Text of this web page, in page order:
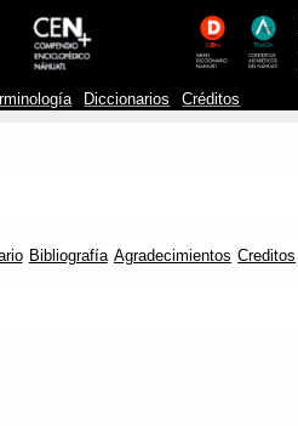
Diccionarios Créditos
Bibliografía Agradecimientos Creditos